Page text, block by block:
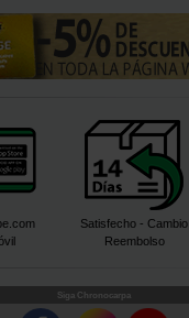
Satisfecho - Cambio
Reembolso
Siga Chronocarpa